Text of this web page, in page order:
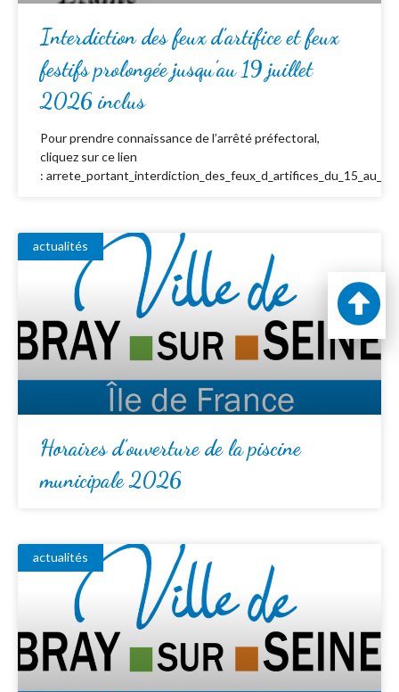
Interdiction des feux d’artifice et feux
festifs prolongée jusqu’au 19 juillet
2026 inclus
Pour prendre connaissance de l’arrêté préfectoral,
cliquez sur ce lien
:
actualités
Horaires d’ouverture de la piscine
municipale 2026
actualités